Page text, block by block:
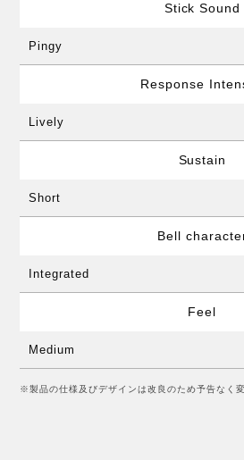
Stick Sound
Pingy
Response
Lively
Sustain
Short
Bell
Integrated
Feel
Medium
※製品の仕様及びデザインは改良のため予告なく